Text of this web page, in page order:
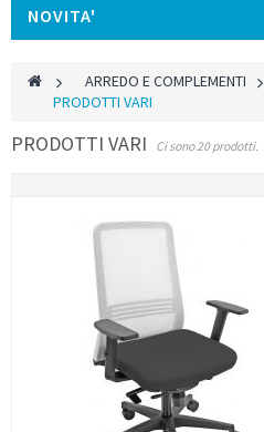
NOVITA'
> ARREDO E COMPLEMENTI >
PRODOTTI VARI
PRODOTTI VARI Ci sono 20 prodotti.